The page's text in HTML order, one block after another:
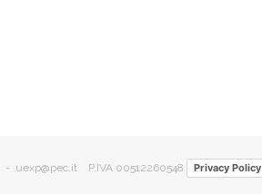
- uexp@pec.it P.IVA 00512260548 Privacy Policy